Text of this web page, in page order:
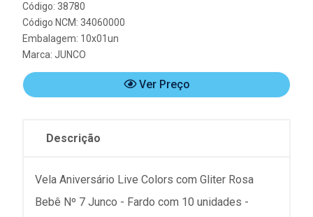
Código: 38780
Código NCM: 34060000
Embalagem: 10x01un
Marca: JUNCO
Ver Preço
Descrição
Vela Aniversário Live Colors com Gliter Rosa
Bebê Nº 7 Junco - Fardo com 10 unidades -